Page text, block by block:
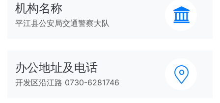
机构名称
平江县公安局交通警察大队
办公地址及电话
开发区沿江路 0730-6281746